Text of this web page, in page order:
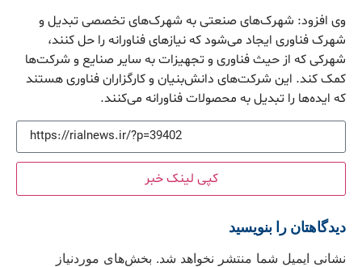
وی افزود: شهرک‌های صنعتی به شهرک‌های تخصصی تبدیل و
شهرک فناوری ایجاد می‌شود که نیازهای فناورانه را حل کنند،
شهرکی که از حیث فناوری و تجهیزات به سایر صنایع و شرکت‌ها
کمک کند. این شرکت‌های دانش‌بنیان و کارگزاران فناوری هستند
که ایده‌ها را تبدیل به محصولات فناورانه می‌کنند.
کپی لینک خبر
دیدگاهتان را بنویسید
نشانی ایمیل شما منتشر نخواهد شد. بخش‌های موردنیاز